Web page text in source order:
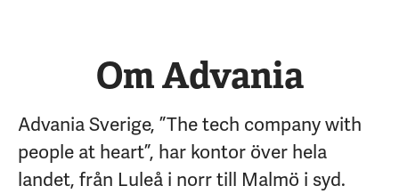
Om Advania
Advania Sverige, ”The tech company with
people at heart”, har kontor över hela
landet, från Luleå i norr till Malmö i syd.